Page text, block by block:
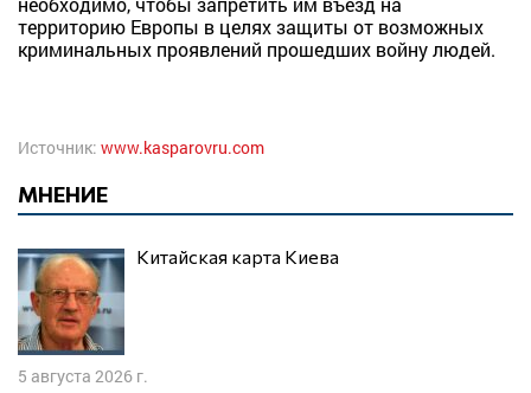
территорию Европы в целях защиты от возможных
криминальных проявлений прошедших войну людей.
Источник: www.kasparovru.com
МНЕНИЕ
Китайская карта Киева
5 августа 2026 г.